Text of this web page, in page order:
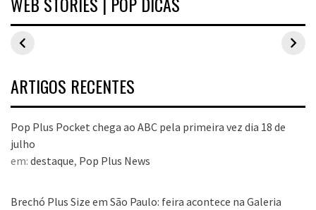
Inspirações de
looks plus size
para o carnaval
Estilo Pop Plus:
looks plus size
As peças que
fizeram
ARTIGOS RECENTES
Pop Plus Pocket chega ao ABC pela primeira vez dia 18 de
julho
em: destaque, Pop Plus News
Brechó Plus Size em São Paulo: feira acontece na Galeria